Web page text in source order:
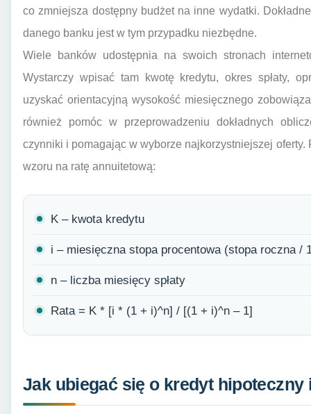
co zmniejsza dostępny budżet na inne wydatki.
danego banku jest w tym przypadku niezbędne.
Wiele banków udostępnia na swoich stronach
Wystarczy wpisać tam kwotę kredytu, okres spłaty,
uzyskać orientacyjną wysokość miesięcznego
również pomóc w przeprowadzeniu dokładnych
czynniki i pomagając w wyborze najkorzystniejszej
wzoru na ratę annuitetową:
K – kwota kredytu
i – miesięczna stopa procentowa (stopa roczna /
n – liczba miesięcy spłaty
Rata = K * [i * (1 + i)^n] / [(1 + i)^n – 1]
Jak ubiegać się o kredyt